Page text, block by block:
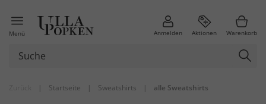
Menü Anmelden Aktionen Warenkorb
| Startseite | Sweatshirts | alle Sweatshirts